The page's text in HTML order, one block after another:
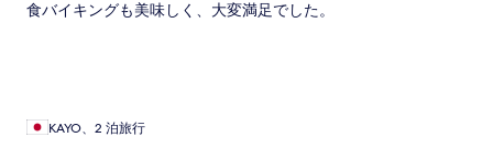
食バイキングも美味しく、大変満足でした。
KAYO、2 泊旅行